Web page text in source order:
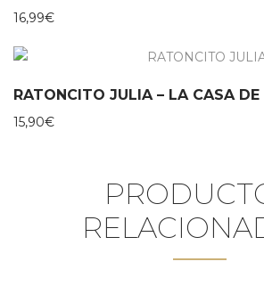
16,99€
RATONCITO JULIA – LA CASA DE
15,90€